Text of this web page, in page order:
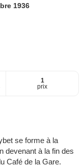
1936
1
prix
se forme à la
devenant à la fin des
Café de la Gare.